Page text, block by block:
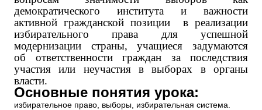
демократического института и важности
активной гражданской позиции в реализации
избирательного права для успешной
модернизации страны, учащиеся задумаются
об ответственности граждан за последствия
участия или неучастия в выборах в органы
власти.
Основные понятия урока:
избирательное право, выборы, избирательная система.